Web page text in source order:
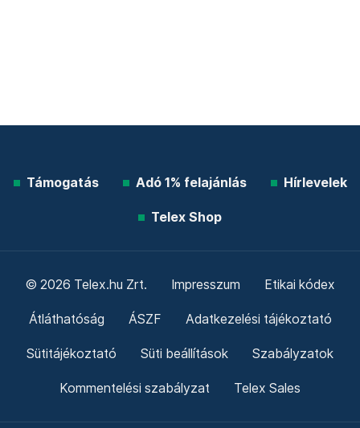
Támogatás Adó 1% felajánlás Hírlevelek
Telex Shop
© 2026 Telex.hu Zrt. Impresszum Etikai kódex
Átláthatóság ÁSZF Adatkezelési tájékoztató
Sütitájékoztató Süti beállítások Szabályzatok
Kommentelési szabályzat Telex Sales